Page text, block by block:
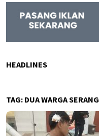
HEADLINES
TAG: DUA WARGA SERANG